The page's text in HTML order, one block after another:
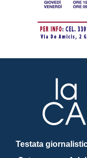
Testata